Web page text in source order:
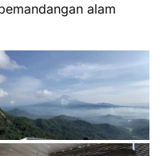
alam